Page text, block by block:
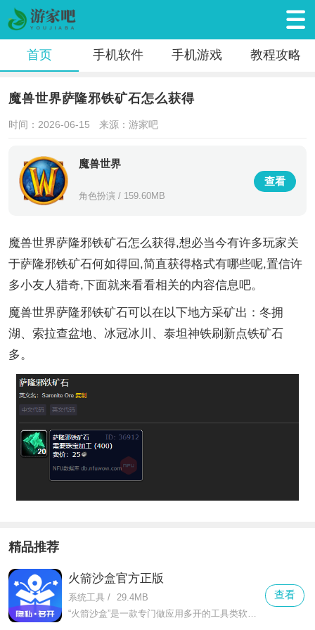
首页 手机软件 手机游戏 教程攻略
魔兽世界萨隆邪铁矿石怎么获得
时间：2026-06-15 来源：游家吧
魔兽世界
角色扮演 / 159.60MB
查看
魔兽世界萨隆邪铁矿石怎么获得,想必当今有许多玩家关
于萨隆邪铁矿石何如得回,简直获得格式有哪些呢,置信许
多小友人猎奇,下面就来看看相关的内容信息吧。
魔兽世界萨隆邪铁矿石可以在以下地方采矿出：冬拥
湖、索拉查盆地、冰冠冰川、泰坦神铁刷新点铁矿石
多。
精品推荐
火箭沙盒官方正版
系统工具 / 29.4MB
“火箭沙盒”是一款专门做应用多开的工具类软件，不管是微信、qq这类社交软件，还是抖音、淘宝这类娱乐购物app，都能轻松实现双开甚至多开。对于需要工作生活账号分开的人来说，它就是刚需工具。
查看